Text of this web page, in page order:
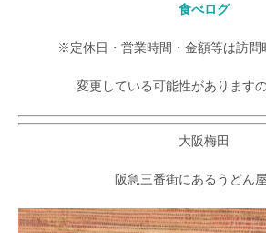
食べログ
※定休日・営業時間・金額等は訪問
変更している可能性がありますの
大阪梅田
阪急三番街にあるうどん